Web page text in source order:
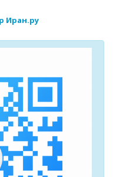
Иран.ру